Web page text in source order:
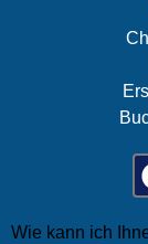
Wie kann ich